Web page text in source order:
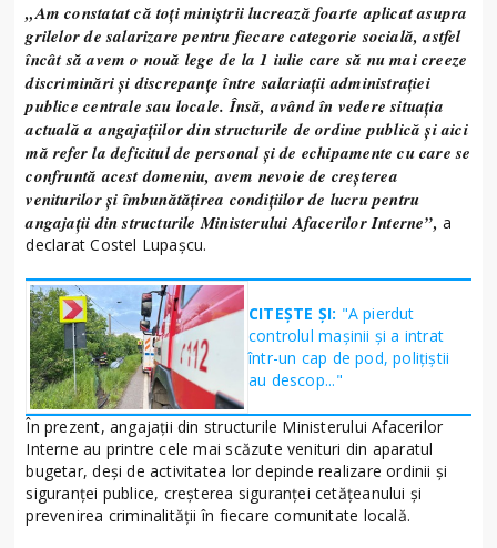
„Am constatat că toți miniștrii lucrează foarte aplicat asupra
grilelor de salarizare pentru fiecare categorie socială, astfel
încât să avem o nouă lege de la 1 iulie care să nu mai creeze
discriminări și discrepanțe între salariații administrației
publice centrale sau locale. Însă, având în vedere situația
actuală a angajațiilor din structurile de ordine publică și aici
mă refer la deficitul de personal și de echipamente cu care se
confruntă acest domeniu, avem nevoie de creșterea
veniturilor și îmbunătățirea condițiilor de lucru pentru
angajații din structurile Ministerului Afacerilor Interne”,a
declarat Costel Lupașcu.
CITEȘTE ȘI: "A pierdut
controlul mașinii și a intrat
într-un cap de pod, polițiștii
au descop..."
În prezent, angajații din structurile Ministerului Afacerilor
Interne au printre cele mai scăzute venituri din aparatul
bugetar, deși de activitatea lor depinde realizare ordinii şi
siguranţei publice, creşterea siguranţei cetăţeanului şi
prevenirea criminalităţii în fiecare comunitate locală.